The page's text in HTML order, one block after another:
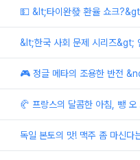
💵 &lt;타이완發 환율 쇼크
&lt;한국 사회 문제 시리즈&gt;
🎮 정글 메타의 조용한 반전
🥐 프랑스의 달콤한 아침, 뺑 오
독일 본토의 맛! 맥주 좀 마신다